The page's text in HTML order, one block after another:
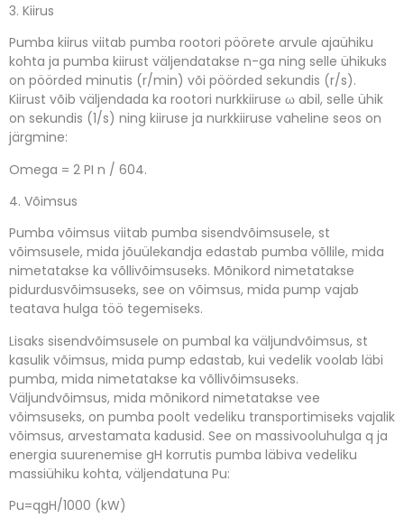
3. Kiirus
Pumba kiirus viitab pumba rootori pöörete arvule ajaühiku
kohta ja pumba kiirust väljendatakse n-ga ning selle ühikuks
on pöörded minutis (r/min) või pöörded sekundis (r/s).
Kiirust võib väljendada ka rootori nurkkiiruse ω abil, selle ühik
on sekundis (1/s) ning kiiruse ja nurkkiiruse vaheline seos on
järgmine:
Omega = 2 PI n / 604.
4. Võimsus
Pumba võimsus viitab pumba sisendvõimsusele, st
võimsusele, mida jõuülekandja edastab pumba võllile, mida
nimetatakse ka võllivõimsuseks. Mõnikord nimetatakse
pidurdusvõimsuseks, see on võimsus, mida pump vajab
teatava hulga töö tegemiseks.
Lisaks sisendvõimsusele on pumbal ka väljundvõimsus, st
kasulik võimsus, mida pump edastab, kui vedelik voolab läbi
pumba, mida nimetatakse ka võllivõimsuseks.
Väljundvõimsus, mida mõnikord nimetatakse vee
võimsuseks, on pumba poolt vedeliku transportimiseks vajalik
võimsus, arvestamata kadusid. See on massivooluhulga q ja
energia suurenemise gH korrutis pumba läbiva vedeliku
massiühiku kohta, väljendatuna Pu:
Pu=qgH/1000 (kW)